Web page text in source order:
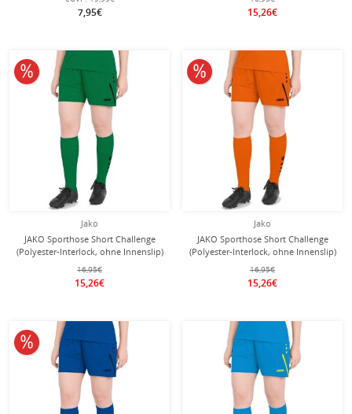
7,95€ 15,26€
Jako
JAKO Sporthose Short Challenge
(Polyester-Interlock, ohne Innenslip)
kurz grün Damen
16,95€
15,26€
10% reduziert
Jako
JAKO Sporthose Short Challenge
(Polyester-Interlock, ohne Innenslip)
kurz orange Damen
16,95€
15,26€
10% reduziert
10% reduziert